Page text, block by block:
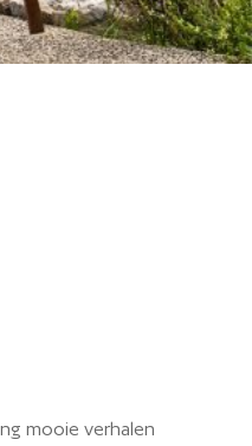
mooie verhalen